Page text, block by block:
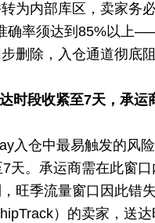
为内部库区，卖家务
确率须达到85%以上
删除，入仓通道彻底阻
时段收紧至7天，承运
入仓中最易触发的风
天。承运商需在此窗
旺季流量窗口因此错
）的卖家，送